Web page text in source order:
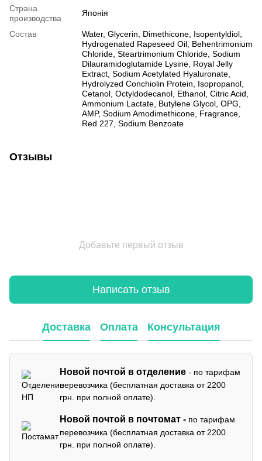
Страна
производства
Японія
Состав
Water, Glycerin, Dimethicone, Isopentyldiol,
Hydrogenated Rapeseed Oil, Behentrimonium
Chloride, Steartrimonium Chloride, Sodium
Dilauramidoglutamide Lysine, Royal Jelly
Extract, Sodium Acetylated Hyaluronate,
Hydrolyzed Conchiolin Protein, Isopropanol,
Cetanol, Octyldodecanol, Ethanol, Citric Acid,
Ammonium Lactate, Butylene Glycol, OPG,
AMP, Sodium Amodimethicone, Fragrance,
Red 227, Sodium Benzoate
Отзывы
Добавьте первый отзыв
Написать отзыв
Доставка Оплата Консультация
Новой почтой в отделение - по тарифам
перевозчика (бесплатная доставка от 2200
грн. при полной оплате).
Новой почтой в почтомат - по тарифам
перевозчика (бесплатная доставка от 2200
грн. при полной оплате).